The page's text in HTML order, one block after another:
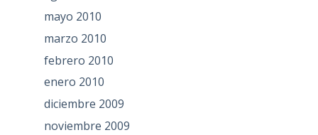
mayo 2010
marzo 2010
febrero 2010
enero 2010
diciembre 2009
noviembre 2009